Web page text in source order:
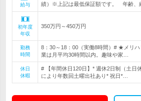
給与
績）※上記は最低保証額です。 年齢、
初年度
年収
350万円～450万円
勤務
時間
8：30～18：00（実働8時間）# ★メリ
業は月平均30時間以内。趣味や家…
休日
休暇
# 【年間休日120日】* 週休2日制（土日
により年数回土曜出社あり* 祝日*…